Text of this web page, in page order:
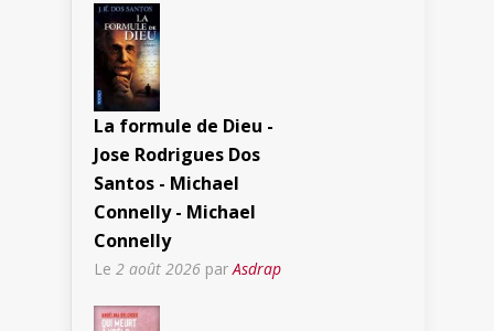
La formule de Dieu -
Jose Rodrigues Dos
Santos - Michael
Connelly - Michael
Connelly
Le 2 août 2026 parAsdrap